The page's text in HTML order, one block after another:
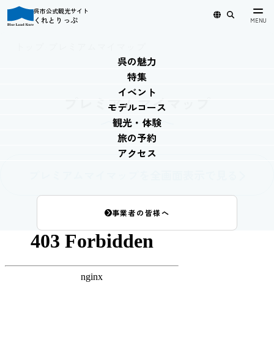
呉市公式観光サイト
くれとりっぷ
呉の魅力
特集
イベント
モデルコース
観光・体験
旅の予約
アクセス
事業者の皆様へ
プレミアムマイマップ